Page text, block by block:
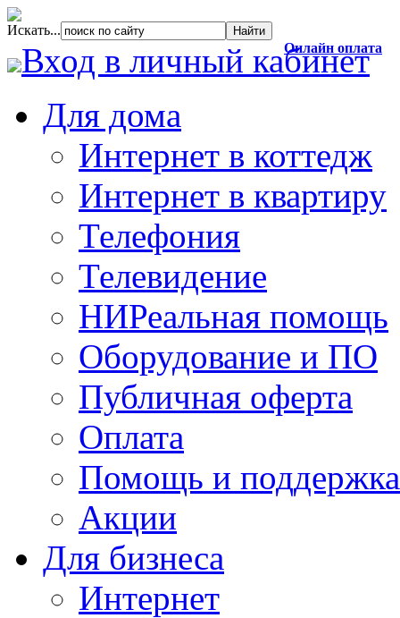
Искать...
Онлайн оплата
Вход в личный кабинет
Для дома
Интернет в коттедж
Интернет в квартиру
Телефония
Телевидение
НИРеальная помощь
Оборудование и ПО
Публичная оферта
Оплата
Помощь и поддержка
Акции
Для бизнеса
Интернет